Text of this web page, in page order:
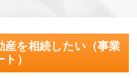
産を相続したい（事業
）